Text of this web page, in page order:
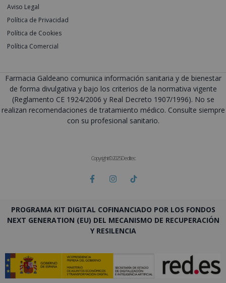
Aviso Legal
Política de Privacidad
Política de Cookies
Política Comercial
Farmacia Galdeano comunica información sanitaria y de bienestar
de forma divulgativa y bajo los criterios de la normativa vigente
(Reglamento CE 1924/2006 y Real Decreto 1907/1996). No se
realizan recomendaciones de tratamiento médico. Consulte siempre
con su profesional sanitario.
Copyright © 2025 Deditec
PROGRAMA KIT DIGITAL COFINANCIADO POR LOS FONDOS
NEXT GENERATION (EU) DEL MECANISMO DE RECUPERACIÓN
Y RESILENCIA